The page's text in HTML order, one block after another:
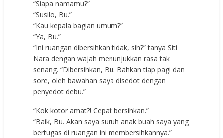
“Siapa namamu?”
“Susilo, Bu.”
“Kau kepala bagian umum?”
“Ya, Bu.”
“Ini ruangan dibersihkan tidak, sih?” tanya Siti
Nara dengan wajah menunjukkan rasa tak
senang. “Dibersihkan, Bu. Bahkan tiap pagi dan
sore, oleh bawahan saya disedot dengan
penyedot debu.”
“Kok kotor amat?! Cepat bersihkan.”
“Baik, Bu. Akan saya suruh anak buah saya yang
bertugas di ruangan ini membersihkannya.”